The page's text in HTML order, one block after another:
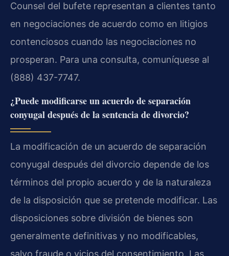
Counsel del bufete representan a clientes tanto
en negociaciones de acuerdo como en litigios
contenciosos cuando las negociaciones no
prosperan. Para una consulta, comuníquese al
(888) 437-7747.
¿Puede modificarse un acuerdo de separación
conyugal después de la sentencia de divorcio?
La modificación de un acuerdo de separación
conyugal después del divorcio depende de los
términos del propio acuerdo y de la naturaleza
de la disposición que se pretende modificar. Las
disposiciones sobre división de bienes son
generalmente definitivas y no modificables,
salvo fraude o vicios del consentimiento. Las